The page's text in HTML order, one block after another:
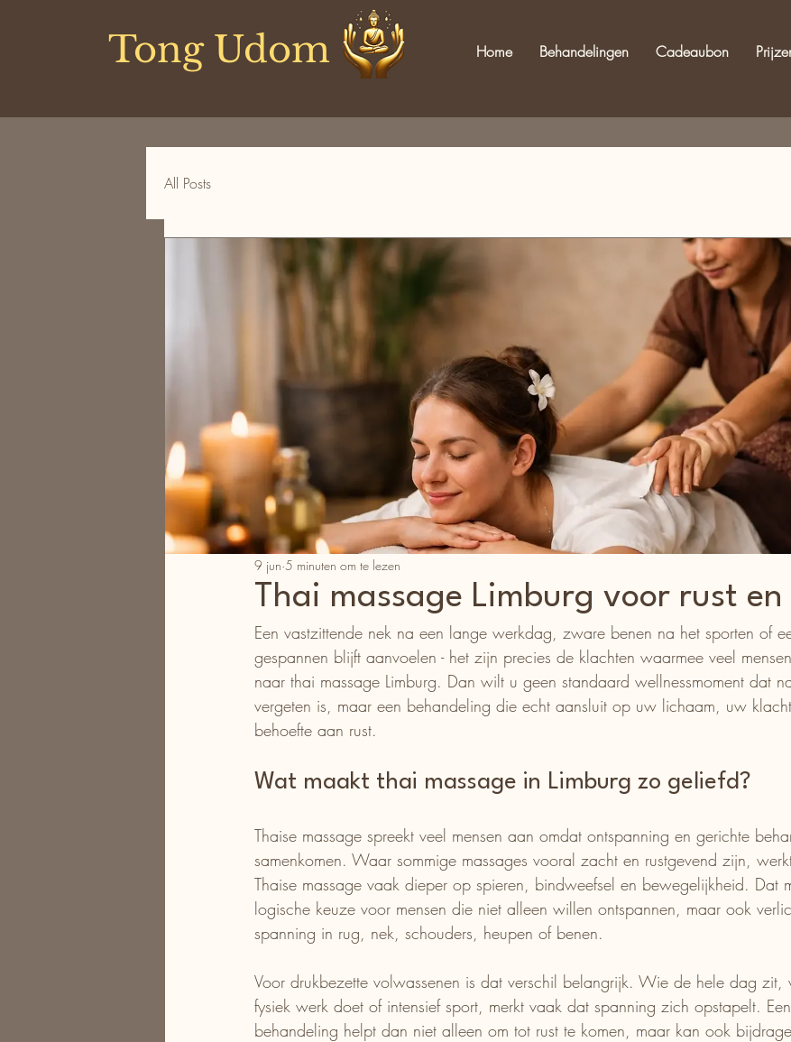
Tong Udom Home Behandelingen Cadeaubon
All Posts
Thai massage Limburg voor rust en
9 jun 5 minuten om te lezen
Een vastzittende nek na een lange werkdag, zware benen na het sporten of
gespannen blijft aanvoelen - het zijn precies de klachten waarmee veel
naar thai massage Limburg. Dan wilt u geen standaard wellnessmoment dat
vergeten is, maar een behandeling die echt aansluit op uw lichaam, uw
behoefte aan rust.
Wat maakt thai massage in Limburg zo geliefd?
Thaise massage spreekt veel mensen aan omdat ontspanning en gerichte
samenkomen. Waar sommige massages vooral zacht en rustgevend zijn,
Thaise massage vaak dieper op spieren, bindweefsel en bewegelijkheid. Dat
logische keuze voor mensen die niet alleen willen ontspannen, maar ook
spanning in rug, nek, schouders, heupen of benen.
Voor drukbezette volwassenen is dat verschil belangrijk. Wie de hele dag zit,
fysiek werk doet of intensief sport, merkt vaak dat spanning zich opstapelt.
behandeling helpt dan niet alleen om tot rust te komen, maar kan ook